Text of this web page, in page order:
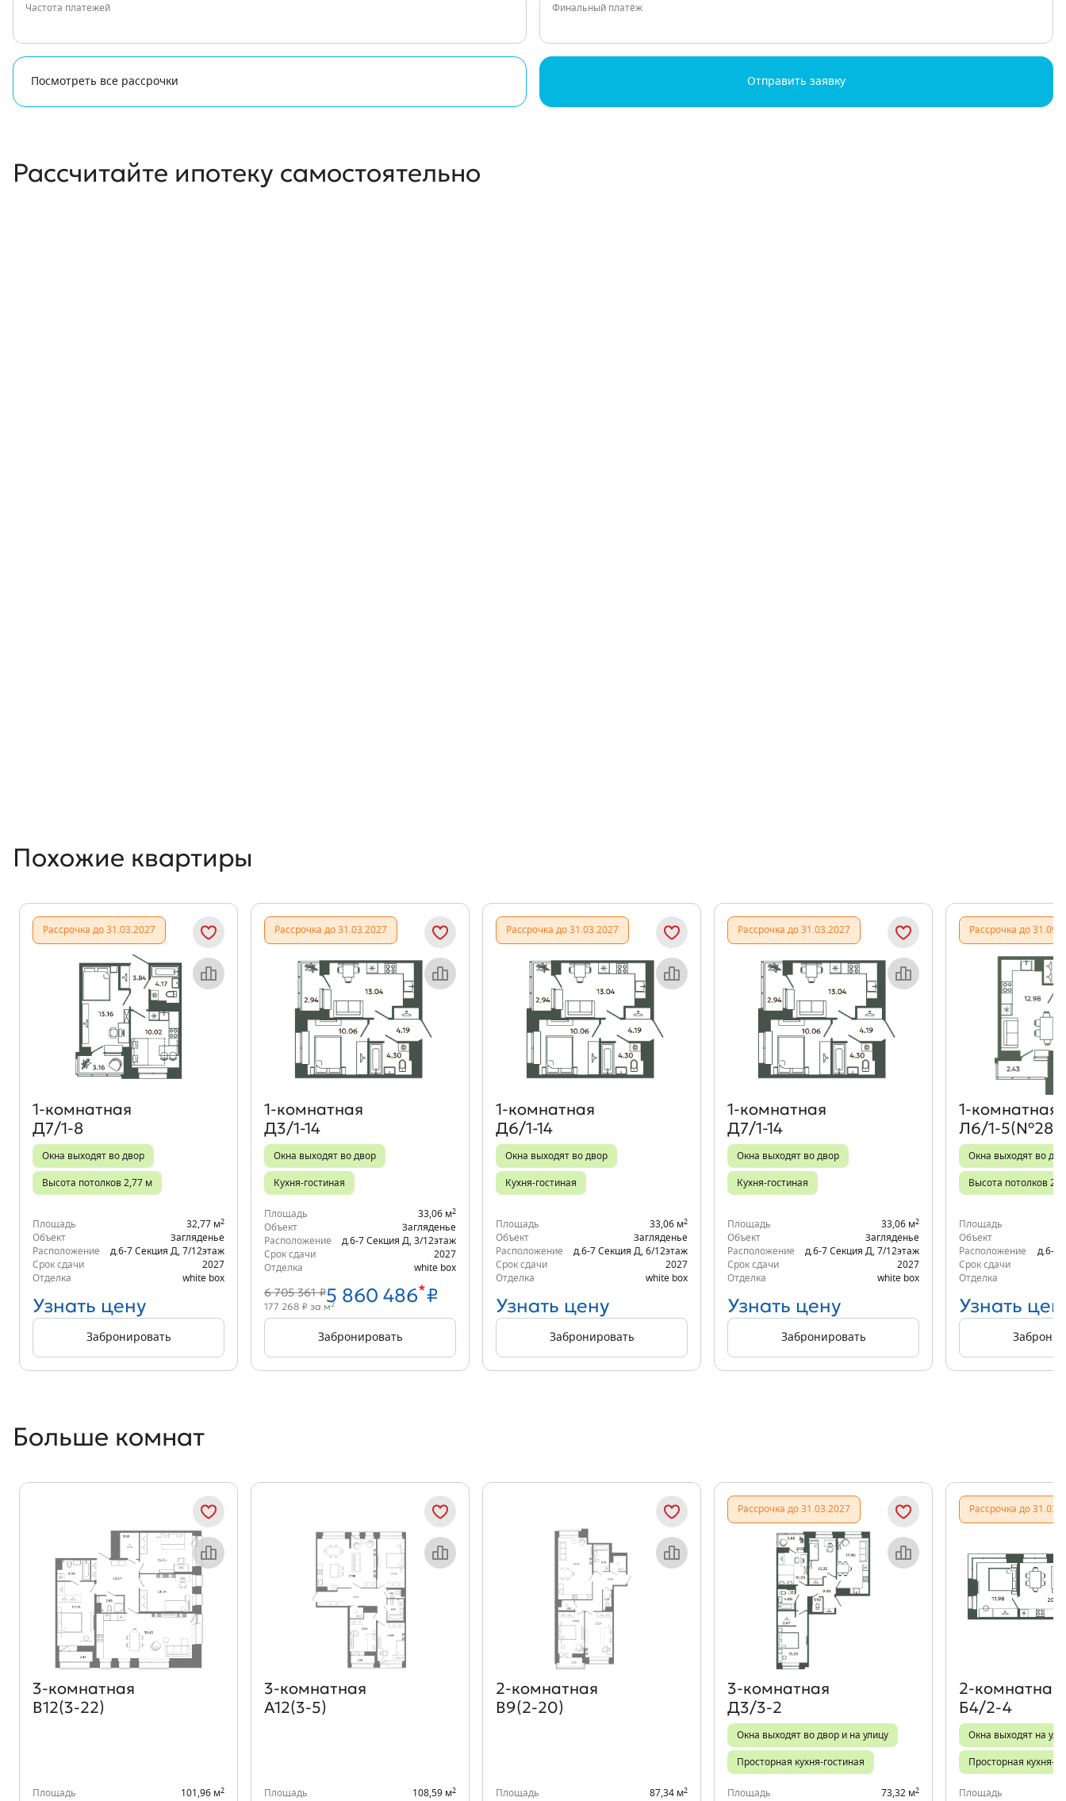
Частота платежей Финальный платёж
Посмотреть все рассрочки Отправить заявку
Рассчитайте ипотеку самостоятельно
Похожие квартиры
Рассрочка до 31.03.2027
Объект месяца
1‑комнатная
Д7/1-8
Окна выходят во двор
Высота потолков 2,77 м
Площадь 32,77 м2
Объект
Загляденье
Расположение
д.6-7 Секция Д 7/12этаж
Срок сдачи
2027
Отделка
white box
Узнать цену
Забронировать
Рассрочка до 31.03.2027
Объект месяца
1‑комнатная
Д3/1-14
Окна выходят во двор
Кухня-гостиная
Площадь 33,06 м2
Объект
Загляденье
Расположение
д.6-7 Секция Д 3/12этаж
Срок сдачи
2027
Отделка
white box
6 705 361 ₽5 860 486*₽
177 268 ₽ за м2
Забронировать
Рассрочка до 31.03.2027
Объект месяца
1‑комнатная
Д6/1-14
Окна выходят во двор
Кухня-гостиная
Площадь 33,06 м2
Объект
Загляденье
Расположение
д.6-7 Секция Д 6/12этаж
Срок сдачи
2027
Отделка
white box
Узнать цену
Забронировать
Рассрочка до 31.03.2027
Объект месяца
1‑комнатная
Д7/1-14
Окна выходят во двор
Кухня-гостиная
Площадь 33,06 м2
Объект
Загляденье
Расположение
д.6-7 Секция Д 7/12этаж
Срок сдачи
2027
Отделка
white box
Узнать цену
Забронировать
Рассрочка до
1‑комнатная
Л6/1-5(№281)
Окна выходят во
Высота потолков
Площадь
Объект
Расположение
д.6-6
Срок сдачи
Отделка
Узнать
Больше комнат
Объект месяца
3‑комнатная
В12(3-22)
Площадь 101,96 м2
Объект месяца
3‑комнатная
А12(3-5)
Площадь 108,59 м2
Объект месяца
2‑комнатная
В9(2-20)
Площадь 87,34 м2
Рассрочка до 31.03.2027
Объект месяца
3‑комнатная
Д3/3-2
Окна выходят во двор и на улицу
Просторная кухня-гостиная
Площадь 73,32 м2
Рассрочка до
2‑комнатная
Б4/2-4
Окна выходят на
Просторная кухня-
Площадь